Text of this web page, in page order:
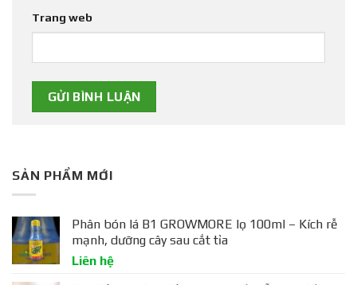
Trang web
SẢN PHẨM MỚI
Phân bón lá B1 GROWMORE lọ 100ml – Kích rễ
mạnh, dưỡng cây sau cắt tỉa
Liên hệ